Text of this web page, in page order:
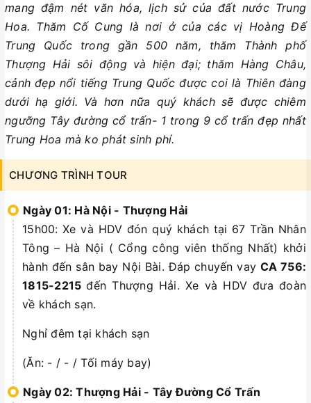
mang đậm nét văn hóa, lịch sử của đất nước Trung
Hoa. Thăm Cố Cung là nơi ở của các vị Hoàng Đế
Trung Quốc trong gần 500 năm, thăm Thành phố
Thượng Hải sôi động và hiện đại; thăm Hàng Châu,
cảnh đẹp nổi tiếng Trung Quốc được coi là Thiên đàng
dưới hạ giới. Và hơn nữa quý khách sẽ được chiêm
ngưỡng Tây đường cổ trấn- 1 trong 9 cổ trấn đẹp nhất
Trung Hoa mà ko phát sinh phí.
CHƯƠNG TRÌNH TOUR
Ngày 01: Hà Nội - Thượng Hải
15h00: Xe và HDV đón quý khách tại 67 Trần Nhân
Tông – Hà Nội ( Cổng công viên thống Nhất) khởi
hành đến sân bay Nội Bài. Đáp chuyến vay CA 756:
1815-2215đến Thượng Hải. Xe và HDV đưa đoàn
về khách sạn.
Nghỉ đêm tại khách sạn
(Ăn: - / - / Tối máy bay)
Ngày 02: Thượng Hải - Tây Đường Cổ Trấn